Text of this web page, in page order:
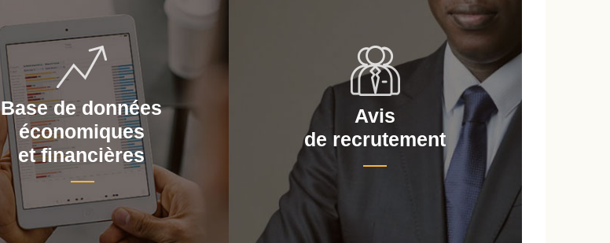
Base de données
économiques
et financières
Avis
de recrutement